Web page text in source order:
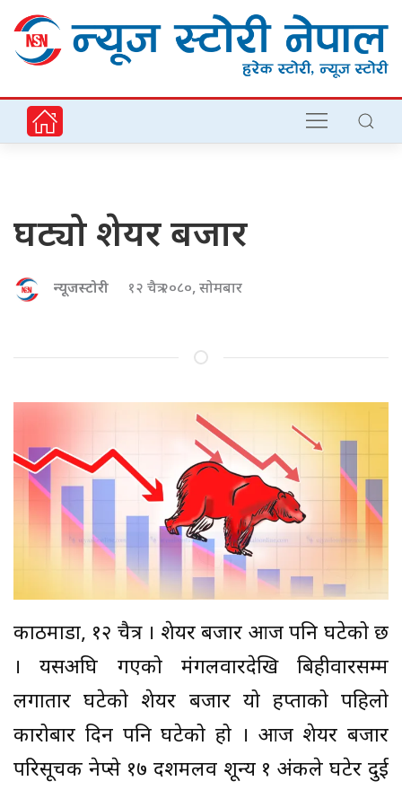
घट्यो शेयर बजार
न्यूजस्टोरी १२ चैत्र २०८०, सोमबार
काठमाडौं, १२ चैत्र । शेयर बजार आज पनि घटेको छ
। यसअघि गएको मंगलवारदेखि बिहीवारसम्म
लगातार घटेको शेयर बजार यो हप्ताको पहिलो
कारोबार दिन पनि घटेको हो । आज शेयर बजार
परिसूचक नेप्से १७ दशमलव शून्य १ अंकले घटेर दुई